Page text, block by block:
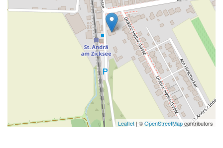
Leaflet | ©OpenStreetMapcontributors